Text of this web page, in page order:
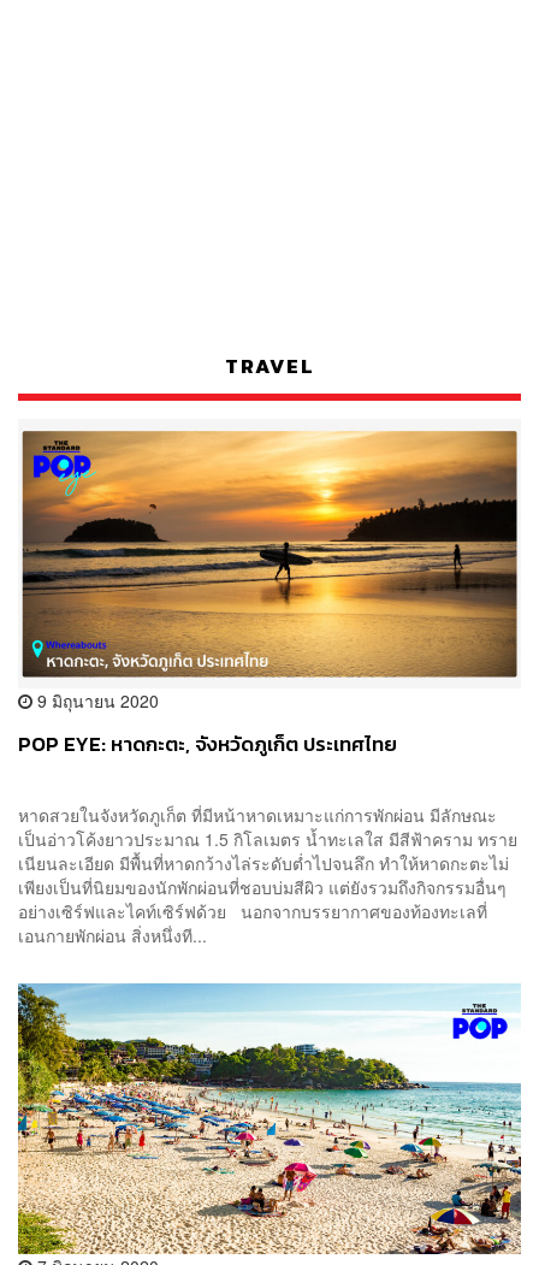
TRAVEL
9 มิถุนายน 2020
POP EYE: หาดกะตะ, จังหวัดภูเก็ต ประเทศไทย
หาดสวยในจังหวัดภูเก็ต ที่มีหน้าหาดเหมาะแก่การพักผ่อน มีลักษณะ
เป็นอ่าวโค้งยาวประมาณ 1.5 กิโลเมตร น้ำทะเลใส มีสีฟ้าคราม ทราย
เนียนละเอียด มีพื้นที่หาดกว้างไล่ระดับต่ำไปจนลึก ทำให้หาดกะตะไม่
เพียงเป็นที่นิยมของนักพักผ่อนที่ชอบบ่มสีผิว แต่ยังรวมถึงกิจกรรมอื่นๆ
อย่างเซิร์ฟและไคท์เซิร์ฟด้วย นอกจากบรรยากาศของท้องทะเลที่
เอนกายพักผ่อน สิ่งหนึ่งที...